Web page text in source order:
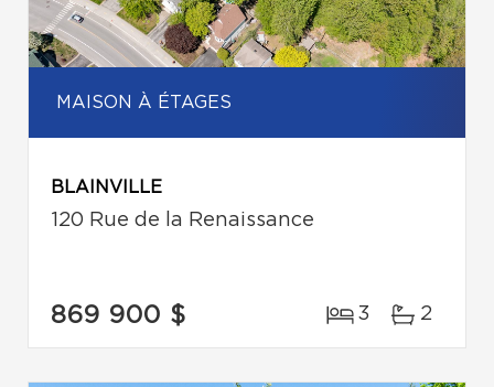
MAISON À ÉTAGES
BLAINVILLE
120 Rue de la Renaissance
869 900 $ 3 2